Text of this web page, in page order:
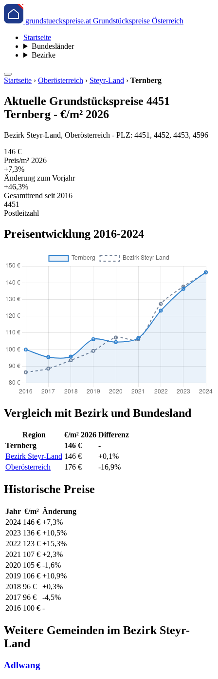
grundstueckspreise.at Grundstückspreise Österreich
Startseite
Bundesländer
Bezirke
Startseite › Oberösterreich › Steyr-Land › Ternberg
Aktuelle Grundstückspreise 4451
Ternberg - €/m² 2026
Bezirk Steyr-Land, Oberösterreich - PLZ: 4451, 4452, 4453, 4596
146 €
Preis/m² 2026
+7,3%
Änderung zum Vorjahr
+46,3%
Gesamttrend seit 2016
4451
Postleitzahl
Preisentwicklung 2016-2024
Vergleich mit Bezirk und Bundesland
Region €/m² 2026 Differenz
Ternberg
146 €
-
Bezirk Steyr-Land 146 €
+0,1%
Oberösterreich
176 € -16,9%
Historische Preise
Jahr €/m² Änderung
2024 146 € +7,3%
2023 136 € +10,5%
2022 123 € +15,3%
2021 107 € +2,3%
2020 105 € -1,6%
2019 106 € +10,9%
2018 96 €
+0,3%
2017 96 €
-4,5%
2016 100 € -
Weitere Gemeinden im Bezirk Steyr-
Land
Adlwang